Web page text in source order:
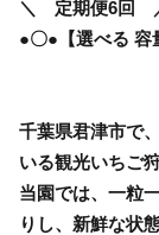
＼ 定期便6回
●〇●【選べる 容
千葉県君津市で
いる観光いちご
当園では、一粒
りし、新鮮な状態